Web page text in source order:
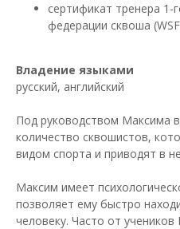
сертификат тренера
федерации сквоша
Владение языками
русский, английский
Под руководством Максима
количество сквошистов,
видом спорта и приводят в
Максим имеет
позволяет ему быстро
человеку. Часто от